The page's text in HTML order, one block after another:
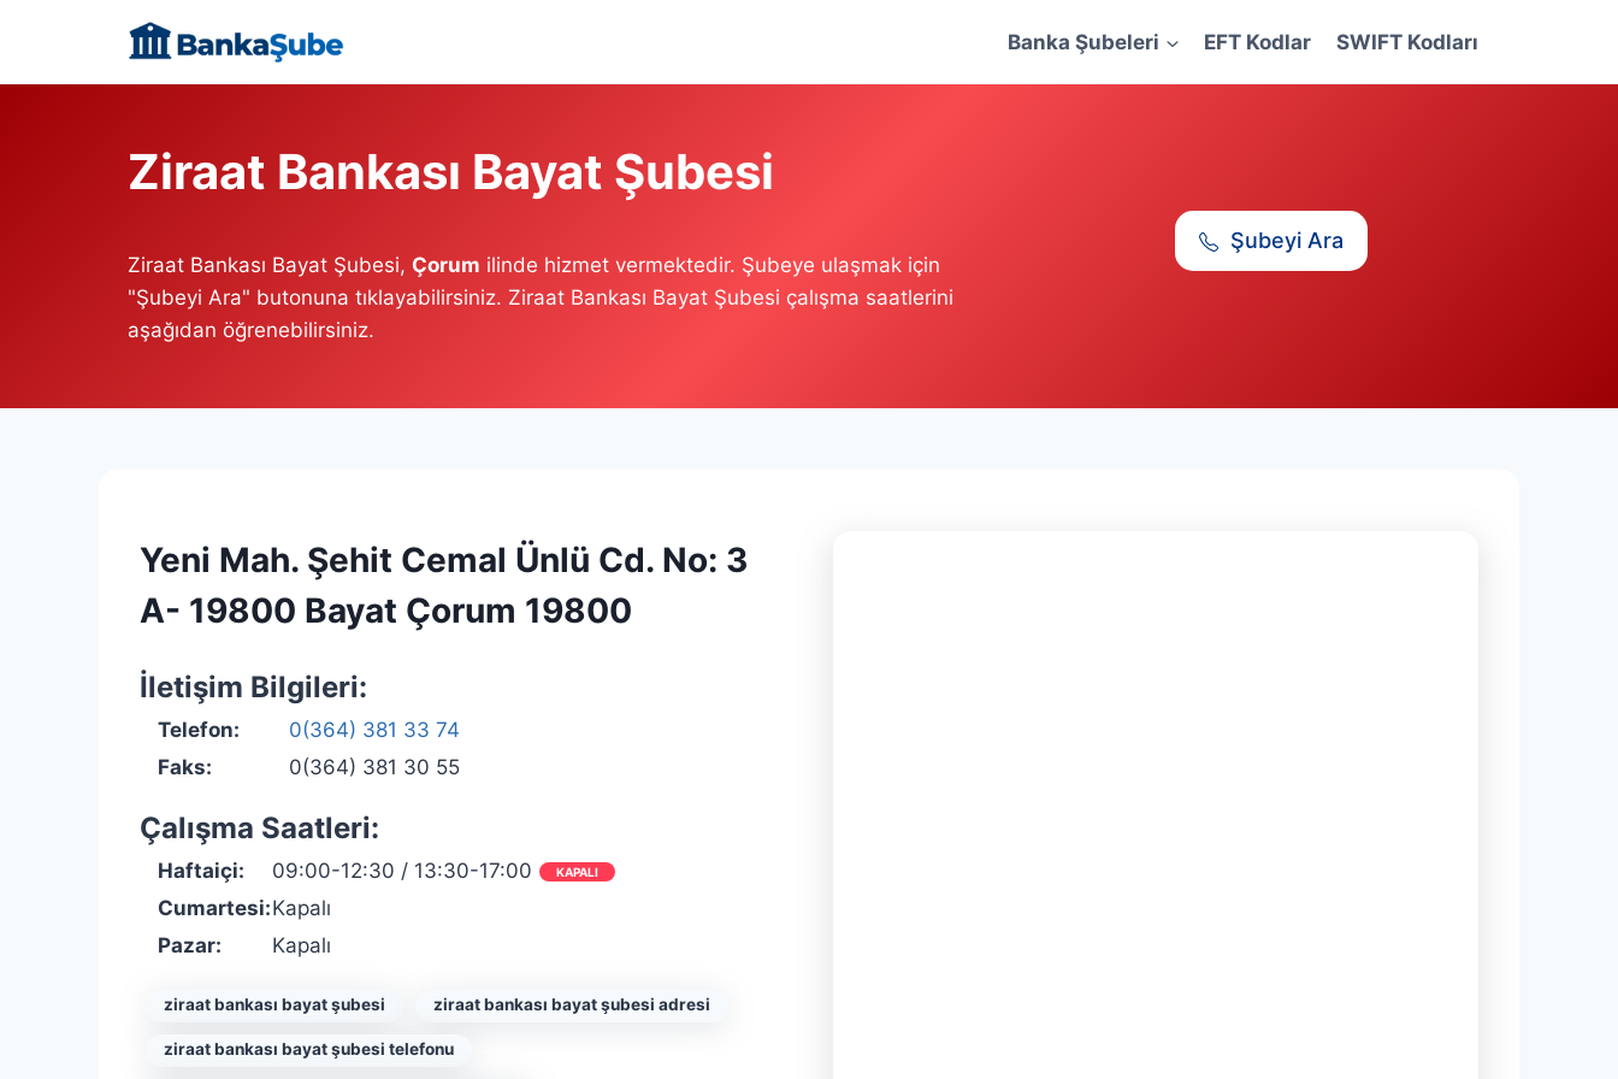
content
Banka Şubeleri EFT Kodlar SWIFT Kodları
Ziraat Bankası Bayat Şubesi
Ziraat Bankası Bayat Şubesi, Çorum ilinde hizmet vermektedir. Şubeye ulaşmak için
"Şubeyi Ara" butonuna tıklayabilirsiniz. Ziraat Bankası Bayat Şubesi çalışma saatlerini
aşağıdan öğrenebilirsiniz.
Şubeyi Ara
Yeni Mah. Şehit Cemal Ünlü Cd. No: 3
A- 19800 Bayat Çorum 19800
İletişim Bilgileri:
Telefon:
0(364) 381 33 74
Faks:
0(364) 381 30 55
Çalışma Saatleri:
Haftaiçi: 09:00-12:30 / 13:30-17:00 KAPALI
Cumartesi:Kapalı
Pazar:
Kapalı
ziraat bankası bayat şubesi ziraat bankası bayat şubesi adresi
ziraat bankası bayat şubesi telefonu